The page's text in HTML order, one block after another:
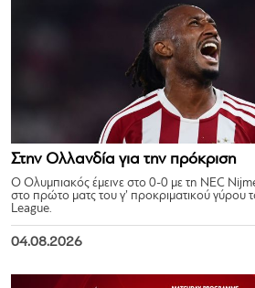
Στην Ολλανδία για την πρόκριση
Ο Ολυμπιακός έμεινε στο 0-0 με τη NEC
στο πρώτο ματς του γ’ προκριματικού γύρου
League.
04.08.2026